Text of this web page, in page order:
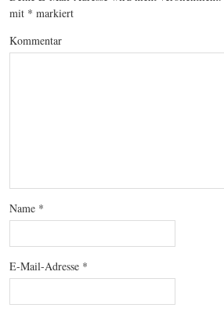
mit * markiert
Kommentar
Name *
E-Mail-Adresse *